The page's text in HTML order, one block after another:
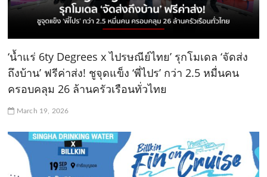
‘น้ำแร่ 6ty Degrees x ไปรษณีย์ไทย’ รุกโมเดล ‘จัดส่ง
ถึงบ้าน’ ฟรีค่าส่ง! ชูจุดแข็ง ‘พี่ไปร’ กว่า 2.5 หมื่นคน
ครอบคลุม 26 ล้านครัวเรือนทั่วไทย
March 19, 2026